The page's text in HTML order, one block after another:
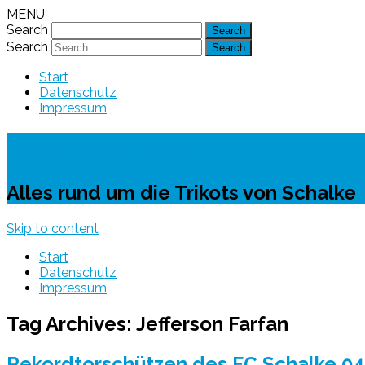
MENU
Search
Search
Start
Datenschutz
Impressum
Alles rund um die Trikots von Schalke
Skip to content
Start
Datenschutz
Impressum
Tag Archives: Jefferson Farfan